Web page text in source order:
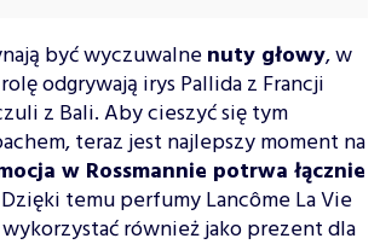
być wyczuwalnenuty głowy, w
odgrywają irys Pallida z Francji
z Bali. Aby cieszyć się tym
teraz jest najlepszy moment na
w Rossmannie potrwa łącznie
temu perfumy Lancôme La Vie
również jako prezent dla